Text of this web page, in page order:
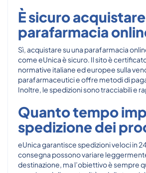
È sicuro
parafarmacia
Sì, acquistare su una parafarmacia
come eUnica è sicuro. Il sito è
normative italiane ed europee sulla
parafarmaceutici e offre metodi di
Inoltre, le spedizioni sono tracciabili e
Quanto tempo
spedizione dei
eUnica garantisce spedizioni veloci in
consegna possono variare
destinazione, ma l’obiettivo è sempre